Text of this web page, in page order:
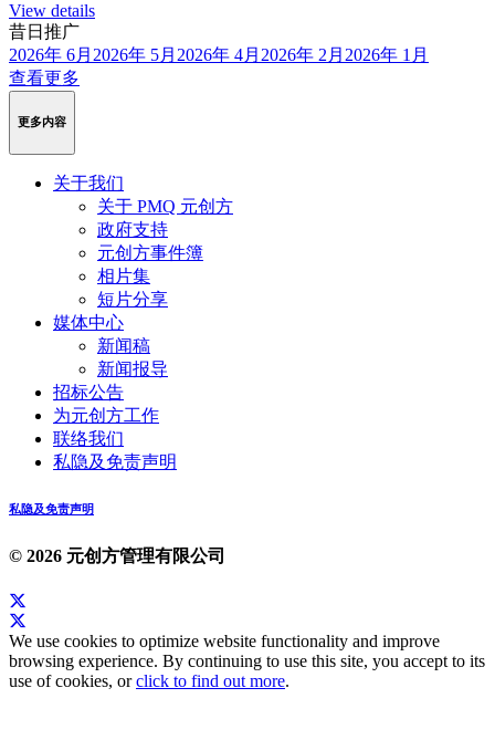
View details
昔日推广
2026年 6月 2026年 5月 2026年 4月 2026年 2月 2026年 1月
查看更多
更多内容
关于我们
关于 PMQ 元创方
政府支持
元创方事件簿
相片集
短片分享
媒体中心
新闻稿
新闻报导
招标公告
为元创方工作
联络我们
私隐及免责声明
私隐及免责声明
© 2026 元创方管理有限公司
We use cookies to optimize website functionality and improve
browsing experience. By continuing to use this site, you accept to its
use of cookies, orclick to find out more.